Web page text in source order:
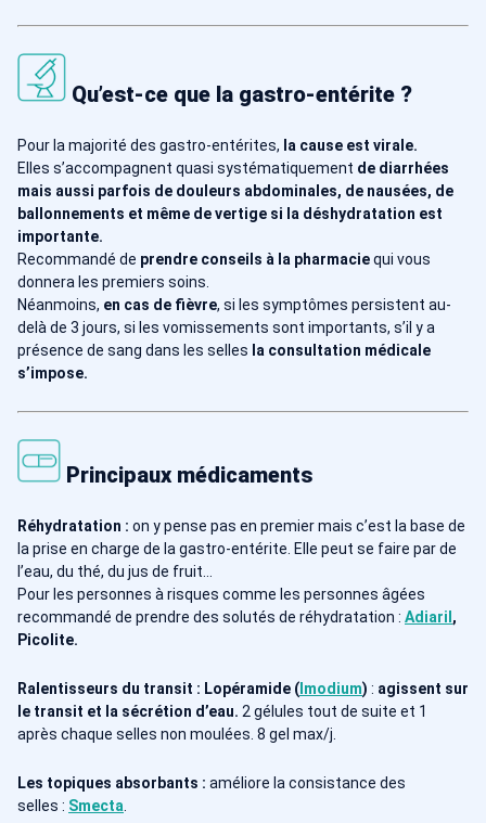
Qu’est-ce que la gastro-entérite ?
Pour la majorité des gastro-entérites, la cause est virale.
Elles s’accompagnent quasi systématiquement de diarrhées
mais aussi parfois de douleurs abdominales, de nausées, de
ballonnements et même de vertige si la déshydratation est
importante.
Recommandé de prendre conseils à la pharmaciequi vous
donnera les premiers soins.
Néanmoins, en cas de fièvre, si les symptômes persistent au-
delà de 3 jours, si les vomissements sont importants, s’il y a
présence de sang dans les selles la consultation médicale
s’impose.
Principaux médicaments
Réhydratation : on y pense pas en premier mais c’est la base de
la prise en charge de la gastro-entérite. Elle peut se faire par de
l’eau, du thé, du jus de fruit…
Pour les personnes à risques comme les personnes âgées
recommandé de prendre des solutés de réhydratation : Adiaril ,
Picolite.
Ralentisseurs du transit : Lopéramide ( Imodium) : agissent sur
le transit et la sécrétion d’eau. 2 gélules tout de suite et 1
après chaque selles non moulées. 8 gel max/j.
Les topiques absorbants : améliore la consistance des
selles : Smecta.